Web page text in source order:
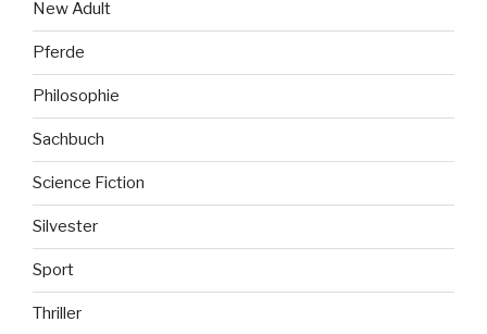
New Adult
Pferde
Philosophie
Sachbuch
Science Fiction
Silvester
Sport
Thriller